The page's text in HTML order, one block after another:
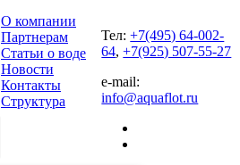
О компании
Партнерам
Статьи о воде
Новости
Контакты
Структура
Тел:+7(495) 64-002-
64,+7(925) 507-55-27
e-mail:
info@aquaflot.ru